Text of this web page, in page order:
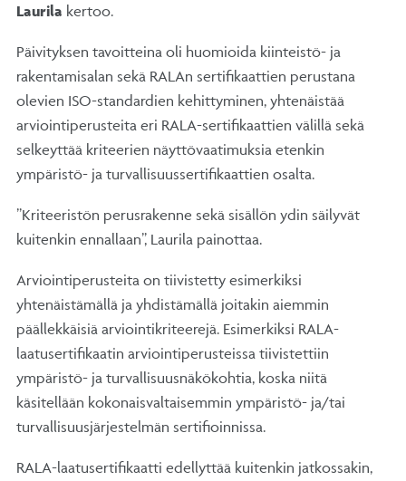
Laurila kertoo.
Päivityksen tavoitteina oli huomioida kiinteistö- ja
rakentamisalan sekä RALAn sertifikaattien perustana
olevien ISO-standardien kehittyminen, yhtenäistää
arviointiperusteita eri RALA-sertifikaattien välillä sekä
selkeyttää kriteerien näyttövaatimuksia etenkin
ympäristö- ja turvallisuussertifikaattien osalta.
”Kriteeristön perusrakenne sekä sisällön ydin säilyvät
kuitenkin ennallaan”, Laurila painottaa.
Arviointiperusteita on tiivistetty esimerkiksi
yhtenäistämällä ja yhdistämällä joitakin aiemmin
päällekkäisiä arviointikriteerejä. Esimerkiksi RALA-
laatusertifikaatin arviointiperusteissa tiivistettiin
ympäristö- ja turvallisuusnäkökohtia, koska niitä
käsitellään kokonaisvaltaisemmin ympäristö- ja/tai
turvallisuusjärjestelmän sertifioinnissa.
RALA-laatusertifikaatti edellyttää kuitenkin jatkossakin,